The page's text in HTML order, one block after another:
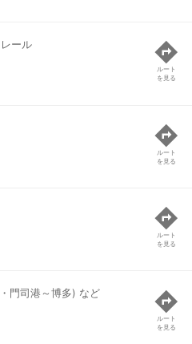
ール
ルート
を見る
ルート
を見る
ルート
を見る
門司港～博多) など
ルート
を見る